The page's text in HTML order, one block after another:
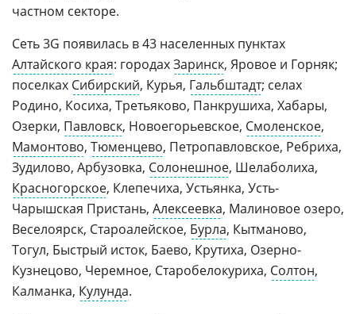
частном секторе.
Сеть 3G появилась в 43 населенных пунктах
Алтайского края: городахЗаринск, Яровое и Горняк;
поселках Сибирский, Курья, Гальбштадт; селах
Родино, Косиха, Третьяково, Панкрушиха, Хабары,
Озерки, Павловск, Новоегорьевское, Смоленское,
Мамонтово, Тюменцево, Петропавловское, Ребриха,
Зудилово, Арбузовка, Солонешное, Шелаболиха,
Красногорское, Клепечиха, Устьянка, Усть-
Чарышская Пристань, Алексеевка, Малиновое озеро,
Веселоярск, Староалейское, Бурла, Кытманово,
Тогул, Быстрый исток, Баево, Крутиха, Озерно-
Кузнецово, Черемное, Старобелокуриха, Солтон,
Калманка, Кулунда.